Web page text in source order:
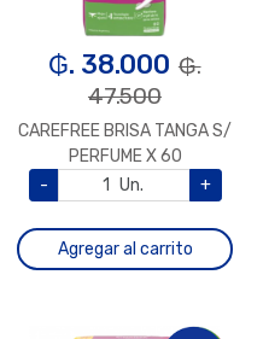
₲. 38.000 ₲.
47.500
CAREFREE BRISA TANGA S/
PERFUME X 60
-
Un. +
Agregar al carrito